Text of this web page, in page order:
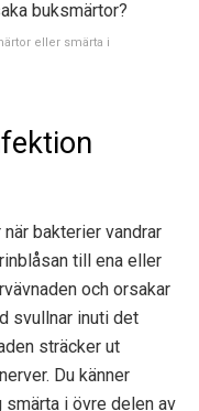
eller smärta i
bakterier vandrar
till ena eller
och orsakar
svullnar inuti det
sträcker ut
Du känner
i övre delen av